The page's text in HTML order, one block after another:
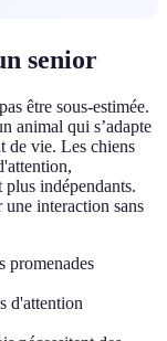
senior
être sous-estimée.
animal qui s’adapte
de vie. Les chiens
indépendants.
interaction sans
promenades
d'attention